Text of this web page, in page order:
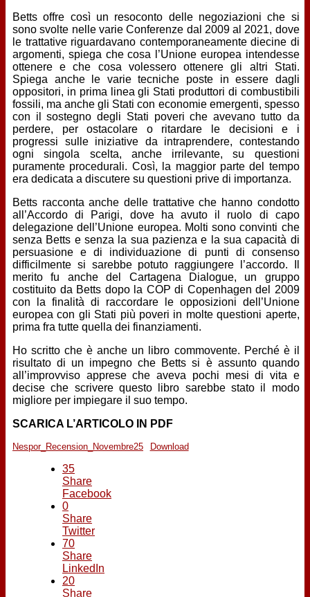
Betts offre così un resoconto delle negoziazioni che si
sono svolte nelle varie Conferenze dal 2009 al 2021, dove
le trattative riguardavano contemporaneamente diecine di
argomenti, spiega che cosa l’Unione europea intendesse
ottenere e che cosa volessero ottenere gli altri Stati.
Spiega anche le varie tecniche poste in essere dagli
oppositori, in prima linea gli Stati produttori di combustibili
fossili, ma anche gli Stati con economie emergenti, spesso
con il sostegno degli Stati poveri che avevano tutto da
perdere, per ostacolare o ritardare le decisioni e i
progressi sulle iniziative da intraprendere, contestando
ogni singola scelta, anche irrilevante, su questioni
puramente procedurali. Così, la maggior parte del tempo
era dedicata a discutere su questioni prive di importanza.
Betts racconta anche delle trattative che hanno condotto
all’Accordo di Parigi, dove ha avuto il ruolo di capo
delegazione dell’Unione europea. Molti sono convinti che
senza Betts e senza la sua pazienza e la sua capacità di
persuasione e di individuazione di punti di consenso
difficilmente si sarebbe potuto raggiungere l’accordo. Il
merito fu anche del Cartagena Dialogue, un gruppo
costituito da Betts dopo la COP di Copenhagen del 2009
con la finalità di raccordare le opposizioni dell’Unione
europea con gli Stati più poveri in molte questioni aperte,
prima fra tutte quella dei finanziamenti.
Ho scritto che è anche un libro commovente. Perché è il
risultato di un impegno che Betts si è assunto quando
all’improvviso apprese che aveva pochi mesi di vita e
decise che scrivere questo libro sarebbe stato il modo
migliore per impiegare il suo tempo.
SCARICA L’ARTICOLO IN PDF
Nespor_Recension_Novembre25 Download
35
Share
Facebook
0
Share
Twitter
70
Share
LinkedIn
20
Share